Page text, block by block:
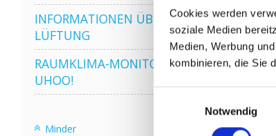
Cookies werden
soziale Medien
Medien, Werbung
kombinieren, die Sie
Notwendig
INFORMATIONEN ÜBER WRG
LÜFTUNG
RAUMKLIMA-MONITOR
UHOO!
Minder